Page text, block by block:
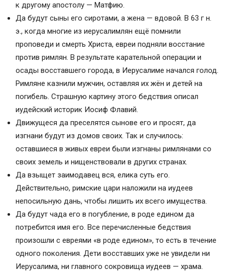
к другому апостолу — Матфию.
Да будут сыны его сиротами, а жена — вдовой. В 63 г н.
э., когда многие из иерусалимлян ещё помнили
проповеди и смерть Христа, евреи подняли восстание
против римлян. В результате карательной операции и
осады восставшего города, в Иерусалиме начался голод.
Римляне казнили мужчин, оставляя их жён и детей на
погибель. Страшную картину этого бедствия описал
иудейский историк Иосиф Флавий.
Движущеся да преселятся сынове его и просят, да
изгнани будут из домов своих. Так и случилось:
оставшиеся в живых евреи были изгнаны римлянами со
своих земель и нищенствовали в других странах.
Да взыщет заимодавец вся, елика суть его.
Действительно, римские цари наложили на иудеев
непосильную дань, чтобы лишить их всего имущества.
Да будут чада его в погубление, в роде едином да
потребится имя его. Все перечисленные бедствия
произошли с евреями «в роде едином», то есть в течение
одного поколения. Дети восставших уже не увидели ни
Иерусалима, ни главного сокровища иудеев — храма.